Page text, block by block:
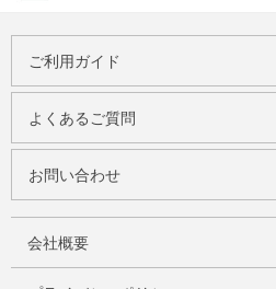
ご利用ガイド
よくあるご質問
お問い合わせ
会社概要